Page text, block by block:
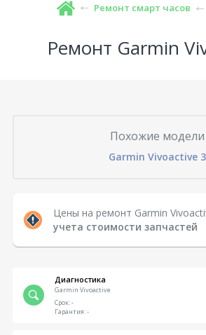
Ремонт смарт часов
Ремонт Garmin
Похожие модели
Garmin Vivoactive 3
Цены на ремонт Garmin
учета стоимости запчастей
Диагностика
Garmin Vivoactive
Срок:-
Гарантия:-